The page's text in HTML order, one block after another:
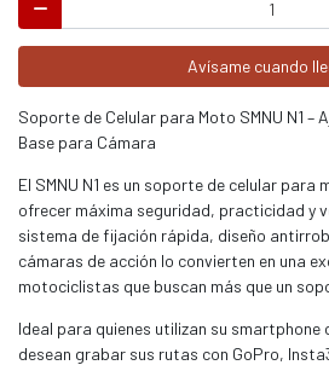
Avísame cuando
Soporte de Celular para Moto SMNU N1 –
Base para Cámara
El SMNU N1 es un soporte de celular
ofrecer máxima seguridad, practicidad y
sistema de fijación rápida, diseño
cámaras de acción lo convierten en una
motociclistas que buscan más que un
Ideal para quienes utilizan su smartphone
desean grabar sus rutas con GoPro,